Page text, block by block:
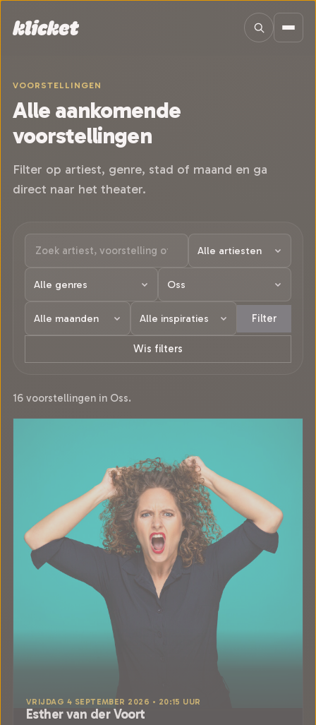
VOORSTELLINGEN
Alle aankomende
voorstellingen
Filter op artiest, genre, stad of maand en ga
direct naar het theater.
Filter
Wis filters
16 voorstellingen in Oss.
VRIJDAG 4 SEPTEMBER 2026 • 20:15 UUR
Esther van der Voort